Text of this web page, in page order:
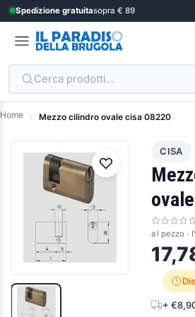
Spedizione gratuitasopra € 89
Cerca prodotti...
Home Mezzo cilindro ovale cisa 08220
CISA
al pezzo ·
+